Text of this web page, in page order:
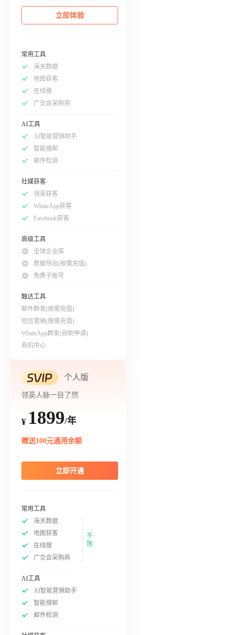
立即体验
常用工具
海关数据
地图获客
在线搜
广交会采购商
AI工具
AI智能营销助手
智能搜邮
邮件检测
社媒获客
领英获客
WhatsApp获客
Facebook获客
高级工具
全球企业库
数据导出(按需充值)
免费子账号
触达工具
邮件群发(按需充值)
短信营销(按需充值)
WhatsApp群发(自助申请)
商机中心
个人版
领英人脉一目了然
¥ 1899/年
赠送100元通用余额
立即开通
常用工具
海关数据
地图获客
在线搜
广交会采购商
不
限
AI工具
AI智能营销助手
智能搜邮
邮件检测